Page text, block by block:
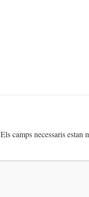
Els camps necessaris estan